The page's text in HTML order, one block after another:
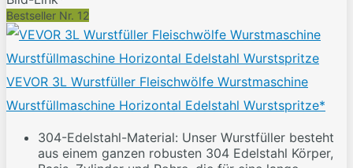
Bestseller Nr. 12
VEVOR 3L Wurstfüller Fleischwölfe Wurstmaschine
Wurstfüllmaschine Horizontal Edelstahl Wurstspritze*
304-Edelstahl-Material: Unser Wurstfüller besteht
aus einem ganzen robusten 304 Edelstahl Körper,